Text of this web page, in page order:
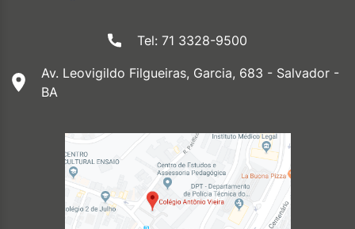
Tel: 71 3328-9500
Av. Leovigildo Filgueiras, Garcia, 683 - Salvador -
BA